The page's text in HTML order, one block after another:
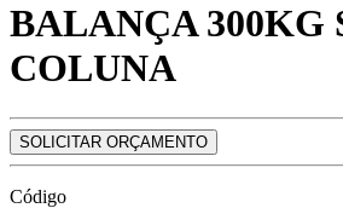
BALANÇA 300KG
COLUNA
SOLICITAR ORÇAMENTO
Código